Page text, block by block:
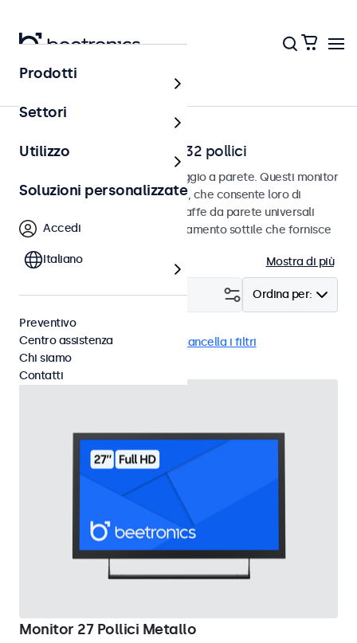
Home
Monitor a parete da 7 a 32 pollici
Monitor progettati per il montaggio a parete. Questi monitor
sono dotati di connessione VESA, che consente loro di
essere facilmente montati su staffe da parete universali
VESA. I monitor hanno un alloggiamento sottile che fornisce
Mostra di più
Ordina per:
Filtro (1)
Parete Monitor 27 pollici Cancella i filtri
Monitor 27 Pollici Metallo
Prodotti
Settori
Utilizzo
Soluzioni personalizzate
Accedi
Italiano
Preventivo
Centro assistenza
Chi siamo
Contatti